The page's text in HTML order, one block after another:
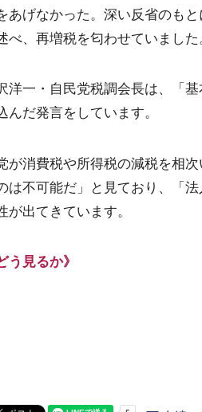
あげなかった。深い反省のも
べ、再増税を匂わせていまし
洋一・自民党税調会長は、「
んだ発言をしています。
が消費税や所得税の減税を相
は不可能だ」と見ており、「
が出てきています。
う見るか》